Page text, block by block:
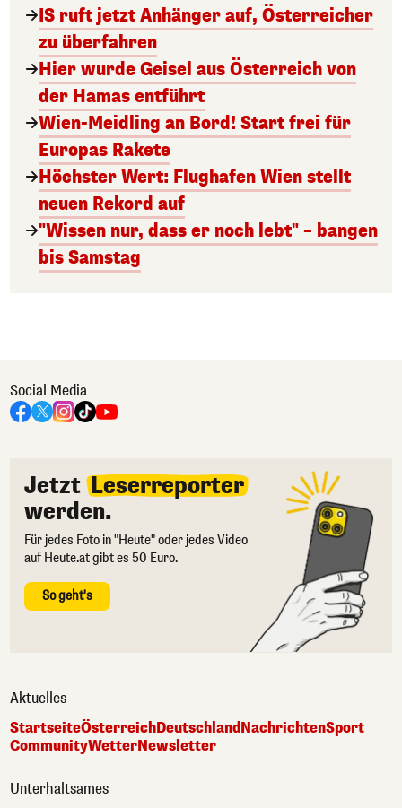
IS ruft jetzt Anhänger auf, Österreicher
zu überfahren
Hier wurde Geisel aus Österreich von
der Hamas entführt
Wien-Meidling an Bord! Start frei für
Europas Rakete
Höchster Wert: Flughafen Wien stellt
neuen Rekord auf
"Wissen nur, dass er noch lebt" – bangen
bis Samstag
Social Media
Jetzt Leserreporter
werden.
Für jedes Foto in "Heute" oder jedes Video
auf Heute.at gibt es 50 Euro.
So geht's
Aktuelles
StartseiteÖsterreichDeutschlandNachrichtenSport
CommunityWetterNewsletter
Unterhaltsames